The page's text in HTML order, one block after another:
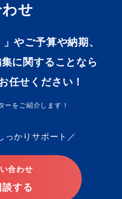
せ
やご予算や納期、
に関することなら
任せください！
ーをご紹介します！
っかりサポート
合わせ
する